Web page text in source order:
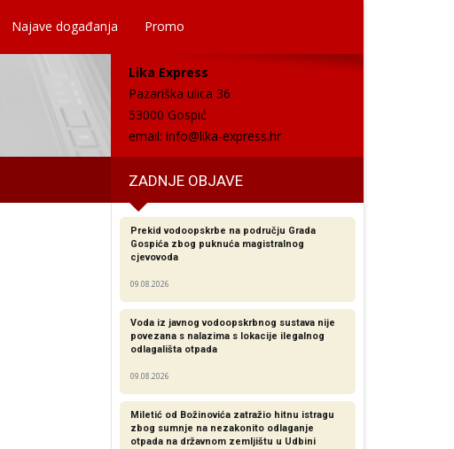
Najave događanja Promo
Lika Express
Pazariška ulica 36
53000 Gospić
email: info@lika-express.hr
ZADNJE OBJAVE
Prekid vodoopskrbe na području Grada
Gospića zbog puknuća magistralnog
cjevovoda
09.08.2026
Voda iz javnog vodoopskrbnog sustava nije
povezana s nalazima s lokacije ilegalnog
odlagališta otpada
09.08.2026
Miletić od Božinovića zatražio hitnu istragu
zbog sumnje na nezakonito odlaganje
otpada na državnom zemljištu u Udbini